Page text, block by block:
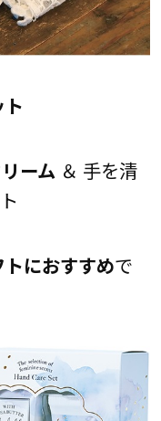
ーム＆ 手を清
トにおすすめで